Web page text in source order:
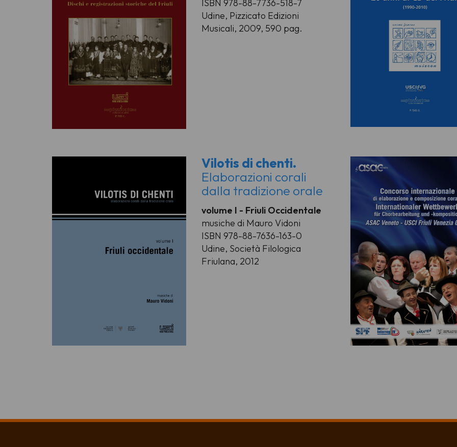
ISBN 978-88-7736-518-7
Udine, Pizzicato Edizioni
Musicali, 2009, 590 pag.
Vilotis di chenti.
Elaborazioni corali
dalla tradizione orale
volume I - Friuli Occidentale
musiche di Mauro Vidoni
ISBN 978-88-7636-163-0
Udine, Società Filologica
Friulana, 2012